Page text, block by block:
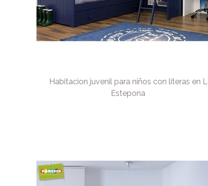
Habitacion juvenil para niños con literas en L
Estepona